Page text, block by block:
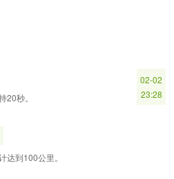
20秒。
02-02
23:28
达到100公里。